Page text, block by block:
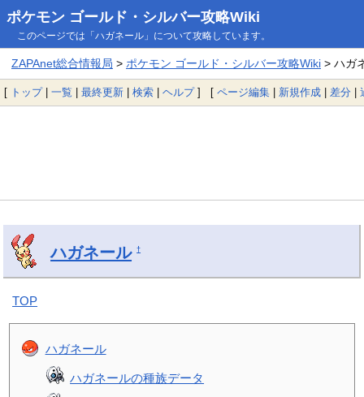
ポケモン ゴールド・シルバー攻略Wiki
このページでは「ハガネール」について攻略しています。
ZAPAnet総合情報局 > ポケモン ゴールド・シルバー攻略Wiki> ハガ
[ トップ| 一覧 | 最終更新 | 検索 | ヘルプ] [ ページ編集 | 新規作成 | 差分 |
ハガネール †
TOP
ハガネール
ハガネールの種族データ